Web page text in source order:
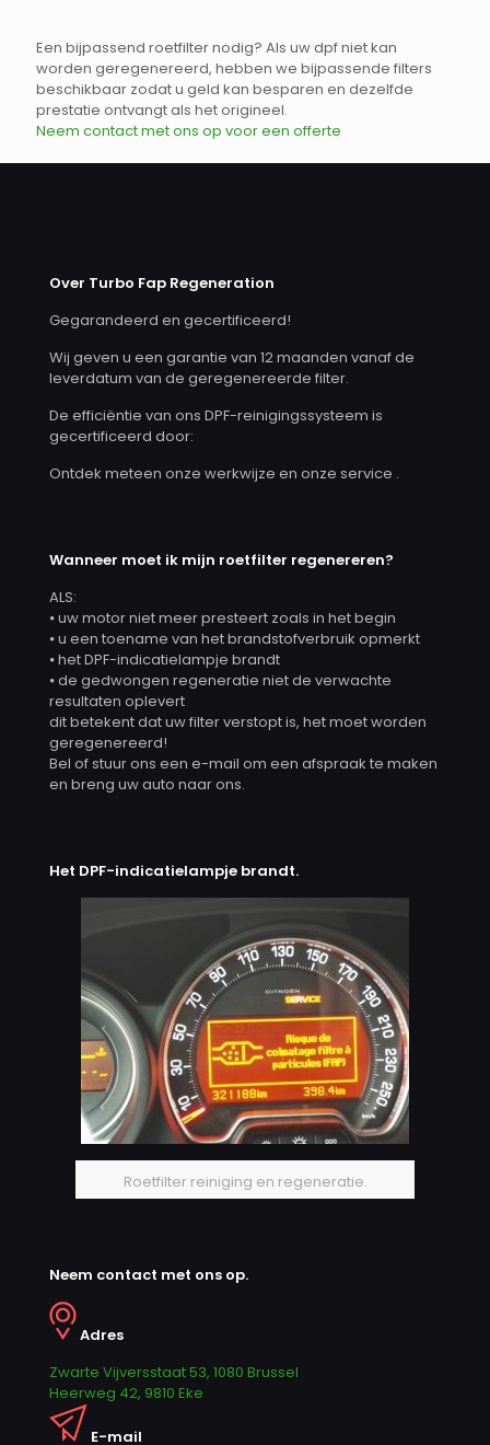
Een bijpassend roetfilter nodig? Als uw dpf niet kan
worden geregenereerd, hebben we bijpassende filters
beschikbaar zodat u geld kan besparen en dezelfde
prestatie ontvangt als het origineel.
Neem contact met ons op voor een offerte
Over Turbo Fap Regeneration
Gegarandeerd en gecertificeerd!
Wij geven u een garantie van 12 maanden vanaf de
leverdatum van de geregenereerde filter.
De efficiëntie van ons DPF-reinigingssysteem is
gecertificeerd door:
Ontdek meteen onze werkwijze en onze service .
Wanneer moet ik mijn roetfilter regenereren?
ALS:
⦁ uw motor niet meer presteert zoals in het begin
⦁ u een toename van het brandstofverbruik opmerkt
⦁ het DPF-indicatielampje brandt
⦁ de gedwongen regeneratie niet de verwachte
resultaten oplevert
dit betekent dat uw filter verstopt is, het moet worden
geregenereerd!
Bel of stuur ons een e-mail om een ​​afspraak te maken
en breng uw auto naar ons.
Het DPF-indicatielampje brandt.
Roetfilter reiniging en regeneratie.
Neem contact met ons op.
Adres
Zwarte Vijversstaat 53, 1080 Brussel
Heerweg 42, 9810 Eke
E-mail